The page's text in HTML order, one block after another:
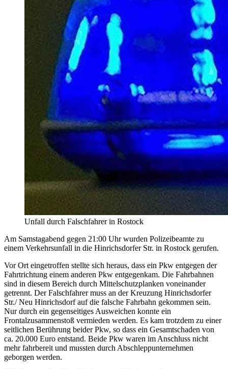
Unfall durch Falschfahrer in Rostock
Am Samstagabend gegen 21:00 Uhr wurden Polizeibeamte zu
einem Verkehrsunfall in die Hinrichsdorfer Str. in Rostock gerufen.
Vor Ort eingetroffen stellte sich heraus, dass ein Pkw entgegen der
Fahrtrichtung einem anderen Pkw entgegenkam. Die Fahrbahnen
sind in diesem Bereich durch Mittelschutzplanken voneinander
getrennt. Der Falschfahrer muss an der Kreuzung Hinrichsdorfer
Str./ Neu Hinrichsdorf auf die falsche Fahrbahn gekommen sein.
Nur durch ein gegenseitiges Ausweichen konnte ein
Frontalzusammenstoß vermieden werden. Es kam trotzdem zu einer
seitlichen Berührung beider Pkw, so dass ein Gesamtschaden von
ca. 20.000 Euro entstand. Beide Pkw waren im Anschluss nicht
mehr fahrbereit und mussten durch Abschleppunternehmen
geborgen werden.